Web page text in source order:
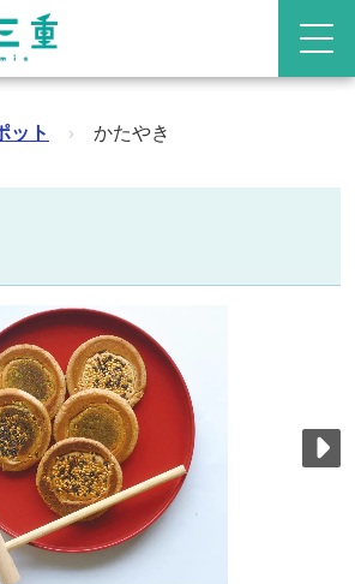
ット › かたやき